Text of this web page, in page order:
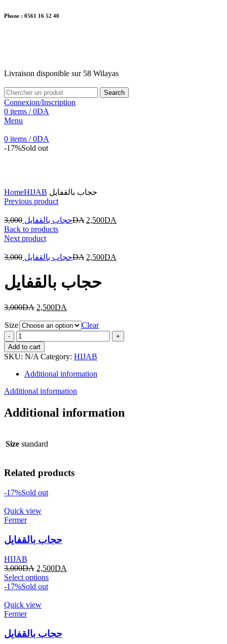
Phone : 0561 16 52 40
Livraison disponible sur 58 Wilayas
Search
Connexion/Inscription
0 items / 0DA
Menu
0 items / 0DA
-17%Sold out
HomeHIJAB حجاب بالقفايل
Previous product
حجاب بالقفايل 3,000 DA 2,500DA
Back to products
Next product
حجاب بالقفايل 3,000 DA 2,500DA
حجاب بالقفايل
3,000DA 2,500DA
Size
Clear
حجاب
بالقفايل
quantity
Add to cart
SKU: N/A Category: HIJAB
Additional information
Additional information
Additional information
Size standard
Related products
-17%Sold out
Quick view
Fermer
حجاب بالقفايل
HIJAB
3,000DA 2,500DA
Select options
-17%Sold out
Quick view
Fermer
حجاب بالقفايل